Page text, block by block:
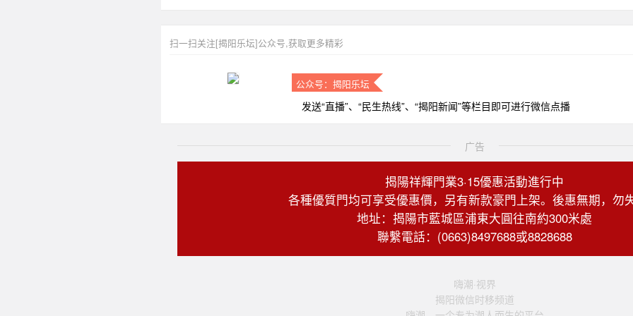
扫一扫关注[揭阳乐坛]公众号,获取更多精彩
公众号：揭阳乐坛
发送“直播”、“民生热线”、“揭阳新闻”等栏目即可进行微信点播
广告
揭陽祥輝門業3·15優惠活動進行中
各種優質門均可享受優惠價，另有新款豪門上架。後惠無期，勿
地址：揭陽市藍城區浦東大圓往南約300米處
聯繫電話：(0663)8497688或8828688
嗨潮·视界
揭阳微信时移频道